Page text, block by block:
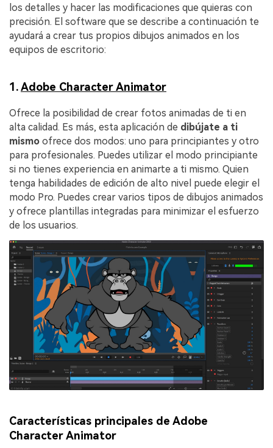
los detalles y hacer las modificaciones que quieras con
precisión. El software que se describe a continuación te
ayudará a crear tus propios dibujos animados en los
equipos de escritorio:
1.Adobe Character Animator
Ofrece la posibilidad de crear fotos animadas de ti en
alta calidad. Es más, esta aplicación de dibújate a ti
mismo ofrece dos modos: uno para principiantes y otro
para profesionales.󠀲󠀡󠀣󠀧󠀧󠀣󠀦󠀡󠀨󠀳󠀰 Puedes utilizar el modo principiante
si no tienes experiencia en animarte a ti mismo. Quien
tenga habilidades de edición de alto nivel puede elegir el
modo Pro. Puedes crear varios tipos de dibujos animados
y ofrece plantillas integradas para minimizar el esfuerzo
de los usuarios.
Características principales de Adobe
Character Animator